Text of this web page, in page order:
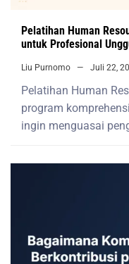
Pelatihan Human
untuk Profesional
Liu Purnomo Juli 22,
Pelatihan Human
program
ingin menguasai